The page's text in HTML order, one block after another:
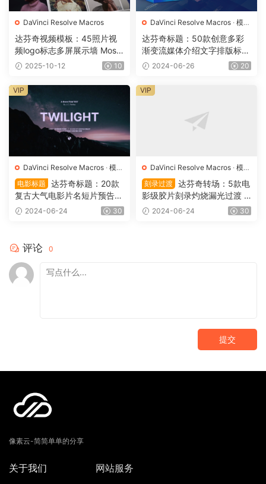
DaVinci Resolve Macros
达芬奇视频模板：45照片视
频logo标志多屏展示墙 Mosai
c Logo Reveal DR0009
2025-10-12 10
DaVinci Resolve Macros · 模板
预设
达芬奇标题：50款创意多彩
渐变流媒体介绍文字排版标题
Lower Thirds DR0008
2024-06-26 20
DaVinci Resolve Macros · 模板
预设
电影标题
达芬奇标题：20款
复古大气电影片名短片预告文
字排版 Movie Titles DR0837
2024-06-24 30
VIP
DaVinci Resolve Macros · 模板
预设
刻录过渡 达芬奇转场：5款电
影级胶片刻录灼烧漏光过渡 C
inematic Burn Transitions D
2024-06-24 30
VIP
评论 0
提交
像素云-简简单单的分享
关于我们 网站服务